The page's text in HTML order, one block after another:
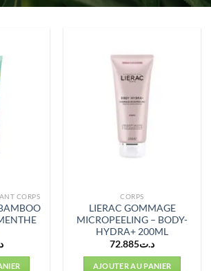
CORPS CORPS
LIERAC GOMMAGE
MICROPEELING – BODY-
HYDRA+ 200ML
د.ت72.885
AJOUTER AU PANIER